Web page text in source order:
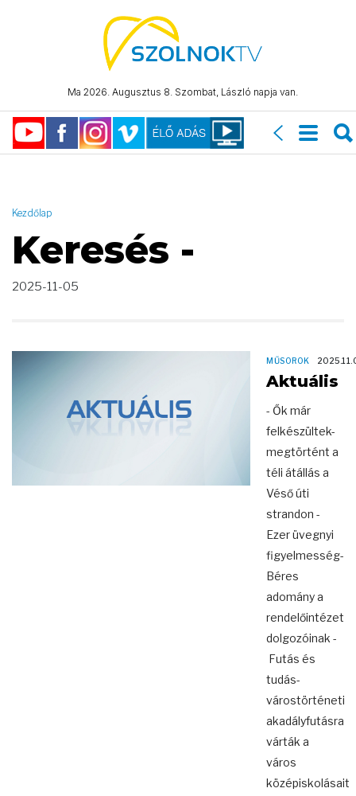
Ma 2026. Augusztus 8. Szombat, László napja van.
"2025-11-05 23:59:59" )
Kezdőlap
Keresés -
2025-11-05
MŰSOROK
Aktuális
- Ők már
felkészültek-
megtörtént a
téli átállás a
Véső úti
strandon -
Ezer üvegnyi
figyelmesség-
Béres
adomány a
rendelőintézet
dolgozóinak -
Futás és
tudás-
várostörténeti
akadályfutásra
várták a
város
középiskolásait